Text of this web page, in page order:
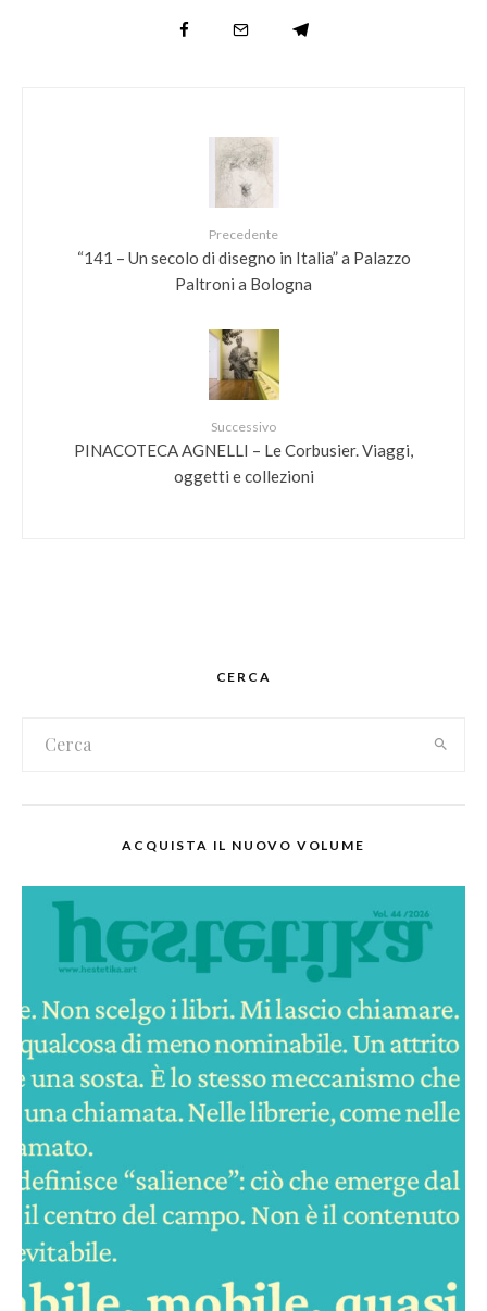
Precedente
“141 – Un secolo di disegno in Italia” a Palazzo
Paltroni a Bologna
Successivo
PINACOTECA AGNELLI – Le Corbusier. Viaggi,
oggetti e collezioni
CERCA
ACQUISTA IL NUOVO VOLUME